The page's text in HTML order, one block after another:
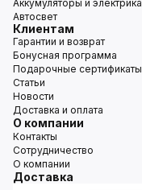
Аккумуляторы и электрика
Автосвет
Клиентам
Гарантии и возврат
Бонусная программа
Подарочные сертификаты
Статьи
Новости
Доставка и оплата
О компании
Контакты
Сотрудничество
О компании
Доставка